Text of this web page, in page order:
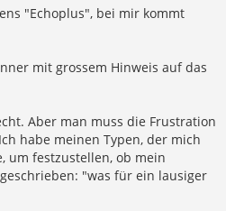
"Echoplus", bei mir kommt
mit grossem Hinweis auf das
Aber man muss die Frustration
habe meinen Typen, der mich
um festzustellen, ob mein
"was für ein lausiger